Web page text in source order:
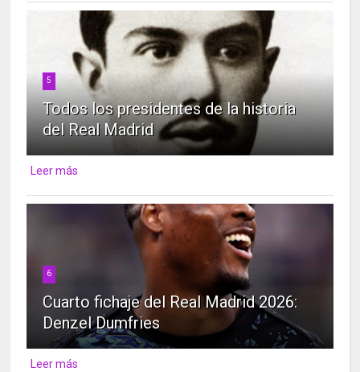
5
Todos los presidentes de la historia
del Real Madrid
Leer más
6
Cuarto fichaje del Real Madrid 2026:
Denzel Dumfries
Leer más